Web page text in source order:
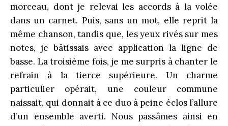
morceau, dont je relevai les accords à la volée
dans un carnet. Puis, sans un mot, elle reprit la
même chanson, tandis que, les yeux rivés sur mes
notes, je bâtissais avec application la ligne de
basse. La troisième fois, je me surpris à chanter le
refrain à la tierce supérieure. Un charme
particulier opérait, une couleur commune
naissait, qui donnait à ce duo à peine éclos l’allure
d’un ensemble averti. Nous passâmes ainsi en